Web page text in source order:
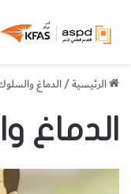
الرئيسية/الدماغ
الدماغ